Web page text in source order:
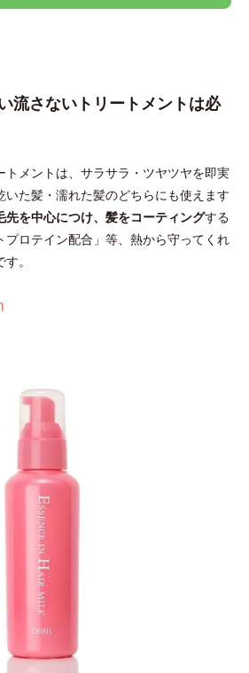
さないトリートメントは必
トメントは、サラサラ・ツヤツヤを即実
た髪・濡れた髪のどちらにも使えます
先を中心につけ、髪をコーティングする
プロテイン配合」等、熱から守ってくれ
。